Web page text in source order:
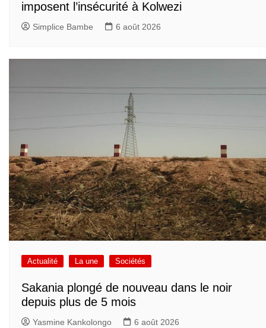
imposent l’insécurité à Kolwezi
Simplice Bambe 6 août 2026
Actualité La une Sociétés
Sakania plongé de nouveau dans le noir
depuis plus de 5 mois
Yasmine Kankolongo 6 août 2026